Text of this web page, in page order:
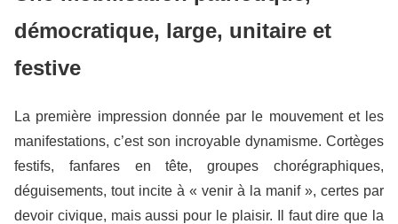
démocratique, large, unitaire et
festive
La première impression donnée par le mouvement et les
manifestations, c’est son incroyable dynamisme. Cortèges
festifs, fanfares en tête, groupes chorégraphiques,
déguisements, tout incite à « venir à la manif », certes par
devoir civique, mais aussi pour le plaisir. Il faut dire que la